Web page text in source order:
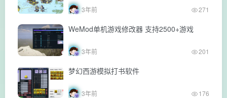
3年前 271
WeMod单机游戏修改器 支持2500+游戏
3年前 201
梦幻西游模拟打书软件
3年前 176